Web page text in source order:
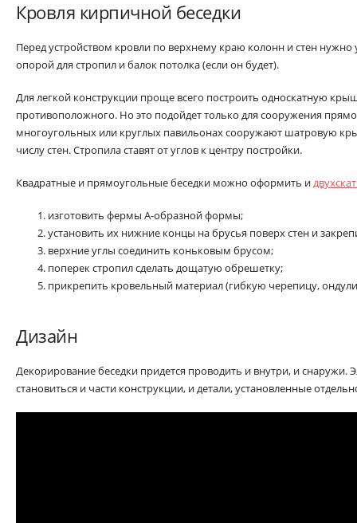
Кровля кирпичной беседки
Перед устройством кровли по верхнему краю колонн и стен
опорой для стропил и балок потолка (если он будет).
Для легкой конструкции проще всего построить односкатную
противоположного. Но это подойдет только для сооружения
многоугольных или круглых павильонах сооружают шатровую
числу стен. Стропила ставят от углов к центру постройки.
Квадратные и прямоугольные беседки можно оформить и
изготовить фермы А-образной формы;
установить их нижние концы на брусья поверх стен и
верхние углы соединить коньковым брусом;
поперек стропил сделать дощатую обрешетку;
прикрепить кровельный материал (гибкую черепицу,
Дизайн
Декорирование беседки придется проводить и внутри, и снаружи.
становиться и части конструкции, и детали, установленные